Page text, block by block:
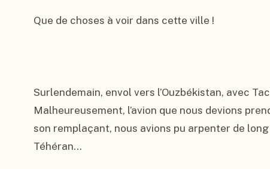
Que de choses à voir dans cette ville !
Surlendemain, envol vers l’Ouzbékistan, avec
Malheureusement, l’avion que nous devions
son remplaçant, nous avions pu arpenter de
Téhéran…